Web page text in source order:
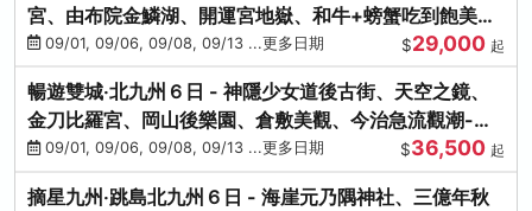
宮、由布院金鱗湖、開運宮地嶽、和牛+螃蟹吃到飽美
饌-台中出發
09/01, 09/06, 09/08, 09/13 ...更多日期 $29,000 起
暢遊雙城‧北九州６日 - 神隱少女道後古街、天空之鏡、
金刀比羅宮、岡山後樂園、倉敷美觀、今治急流觀潮-台
中出發
09/01, 09/06, 09/08, 09/13 ...更多日期 $36,500 起
摘星九州‧跳島北九州６日 - 海崖元乃隅神社、三億年秋